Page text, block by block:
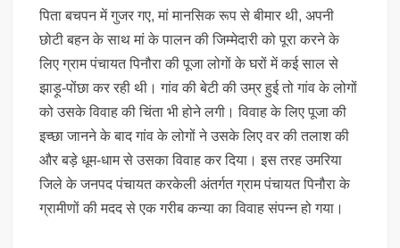
पिता बचपन में गुजर गए, मां मानसिक रूप से बीमार थी, अपनी
छोटी बहन के साथ मां के पालन की जिम्मेदारी को पूरा करने के
लिए ग्राम पंचायत पिनौरा की पूजा लोगों के घरों में कई साल से
झाड़ू-पोंछा कर रही थी। गांव की बेटी की उम्र हुई तो गांव के लोगों
को उसके विवाह की चिंता भी होने लगी। विवाह के लिए पूजा की
इच्छा जानने के बाद गांव के लोगों ने उसके लिए वर की तलाश की
और बड़े धूम-धाम से उसका विवाह कर दिया। इस तरह उमरिया
जिले के जनपद पंचायत करकेली अंतर्गत ग्राम पंचायत पिनौरा के
ग्रामीणों की मदद से एक गरीब कन्या का विवाह संपन्न हो गया।